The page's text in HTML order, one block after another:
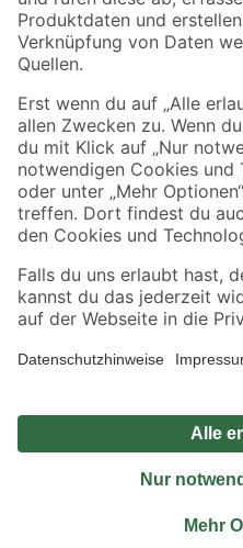
Sicher einkaufen
Jetzt die toom-App
Alle Preisangaben in EUR inkl. gesetzl.
Umständen nicht in allen Märkten verfügbar.
Produkte nur solange der Vorrat reicht.
*Paketversand ab 59 € versandkostenfrei,
Privatsphäre
Nutzungsbedingungen
© 2026 toom Baumarkt GmbH